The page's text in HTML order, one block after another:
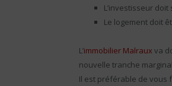
L’investisseur
Le logement doit
L’immobilier Malraux va
nouvelle tranche
Il est préférable de vous